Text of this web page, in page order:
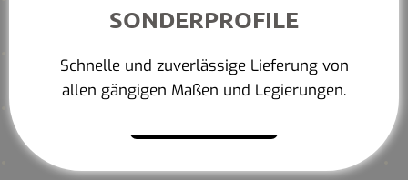
SONDERPROFILE
Schnelle und zuverlässige Lieferung von
allen gängigen Maßen und Legierungen.